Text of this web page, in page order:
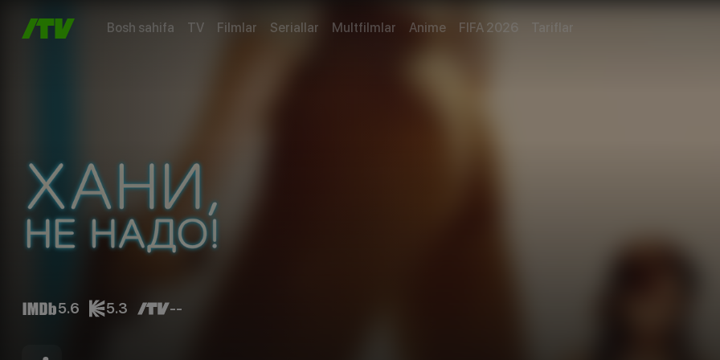
Bosh sahifa TV Filmlar Seriallar Multfilmlar Anime FIFA 2026 Tariflar
5.6 5.3 --